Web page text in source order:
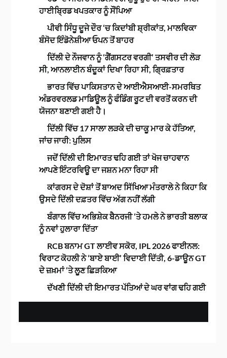
ਹਾਈਬ੍ਰਿਡ ਖਪਤਕਾਰ ਨੂੰ ਸੌਂਪਿਆ
ਪੀਵੀ ਸਿੰਧੂ ਦੂਜੇ ਦੌਰ ‘ਚ ਕਿਦਾਂਬੀ ਸ਼੍ਰੀਕਾਂਤ, ਮਾਲਵਿਕਾ
ਬੰਸੋਦ ਇੰਡੋਨੇਸ਼ੀਆ ਓਪਨ ਤੋਂ ਬਾਹਰ
ਦਿੱਲੀ ਦੇ ਨੌਜਵਾਨ ਨੂੰ ‘ਗੈਂਗਸਟਰ ਵਰਗੀ’ ਤਸਵੀਰ ਦੀ ਲੋੜ
ਸੀ, ਆਨਲਾਈਨ ਬੰਦੂਕਾਂ ਦਿਖਾ ਰਿਹਾ ਸੀ, ਗ੍ਰਿਫ਼ਤਾਰ
ਭਾਰਤ ਵਿੱਚ ਪਾਕਿਸਤਾਨ ਦੇ ਆਈਐਸਆਈ-ਸਮਰਥਿਤ
ਅੰਡਰਵਰਲਡ ਮਾਡਿਊਲ ਨੂੰ ਫੰਡਿੰਗ ਰੂਟ ਦੀ ਵਰਤੋਂ ਕਰਨ ਦੀ
ਯੋਜਨਾ ਬਣਾਈ ਗਈ ਹੈ।
ਦਿੱਲੀ ਵਿੱਚ 17 ਸਾਲਾ ਲੜਕੇ ਦੀ ਚਾਕੂ ਮਾਰ ਕੇ ਹੱਤਿਆ,
ਜਾਂਚ ਜਾਰੀ: ਪੁਲਿਸ
ਜਦੋਂ ਦਿੱਲੀ ਦੀ ਇਮਾਰਤ ਢਹਿ ਗਈ ਤਾਂ ਖੋਜ ਚਾਹਵਾਨ
ਆਪਣੇ ਇੰਟਰਵਿਊ ਦਾ ਜਸ਼ਨ ਮਨਾ ਰਿਹਾ ਸੀ
ਕਾਂਗਰਸ ਦੇ ਦੋਸ਼ਾਂ ਤੋਂ ਬਾਅਦ ਸਿੱਖਿਆ ਮੰਤਰਾਲੇ ਨੇ ਕਿਹਾ ਕਿ
ਉਸਦੇ ਦਿੱਲੀ ਦਫ਼ਤਰ ਵਿੱਚ ਅੱਗ ਨਹੀਂ ਲੱਗੀ
ਬੰਗਾਲ ਵਿੱਚ ਅਭਿਸ਼ੇਕ ਬੈਨਰਜੀ ‘ਤੇ ਹਮਲੇ ਨੇ ਭਾਰਤੀ ਬਲਾਕ
ਨੂੰ ਨਵਾਂ ਹੁਲਾਰਾ ਦਿੱਤਾ
RCB ਬਨਾਮ GT ਲਾਈਵ ਸਕੋਰ, IPL 2026 ਫਾਈਨਲ:
ਵਿਰਾਟ ਕੋਹਲੀ ਨੇ ‘ਬਾਏ ਬਾਈ’ ਵਿਦਾਈ ਦਿੱਤੀ, 6-ਡਾਊਨ GT
ਦੇ ਜ਼ਖ਼ਮਾਂ ‘ਤੇ ਲੂਣ ਛਿੜਕਿਆ
ਦੱਖਣੀ ਦਿੱਲੀ ਦੀ ਇਮਾਰਤ ਪੱਤਿਆਂ ਦੇ ਘਰ ਵਾਂਗ ਢਹਿ ਗਈ